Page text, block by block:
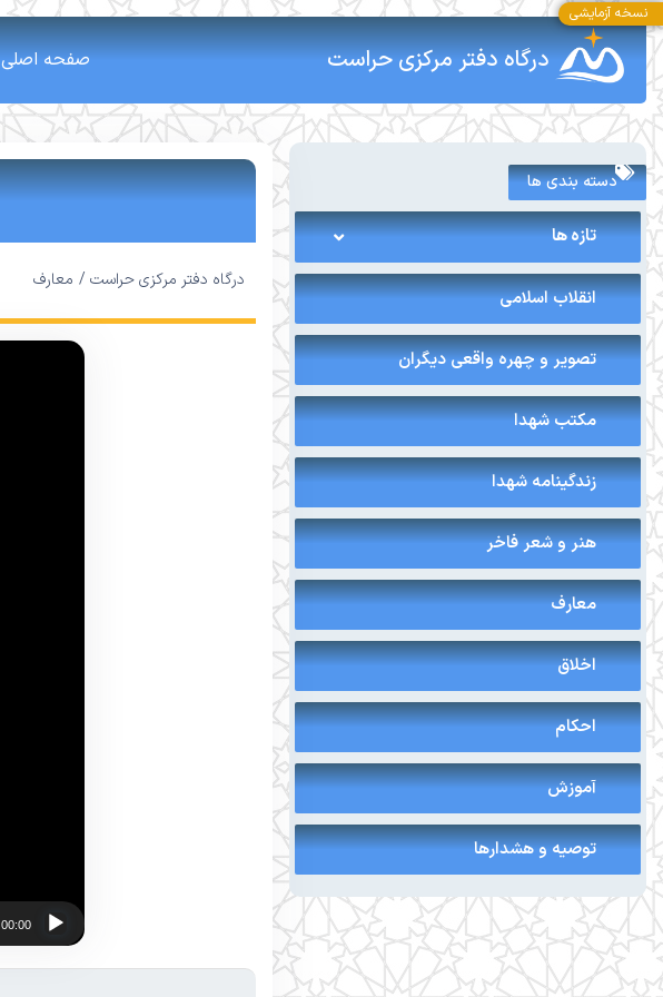
درگاه دفتر مرکزی حراست صفحه اصلی
دسته بندی ها
تازه ها
انقلاب اسلامی
تصویر و چهره واقعی دیگران
مکتب شهدا
زندگینامه شهدا
هنر و شعر فاخر
معارف
اخلاق
احکام
آموزش
توصیه و هشدارها
درگاه دفتر مرکزی حراست / معارف
00:00
نسخه آزمایشی